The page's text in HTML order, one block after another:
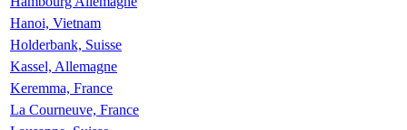
Hanoi, Vietnam
Holderbank, Suisse
Kassel, Allemagne
Keremma, France
La Courneuve, France